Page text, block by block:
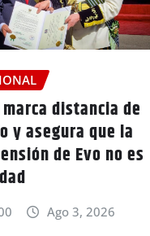
distancia de
y asegura que la
de Evo no es
Ago 3, 2026